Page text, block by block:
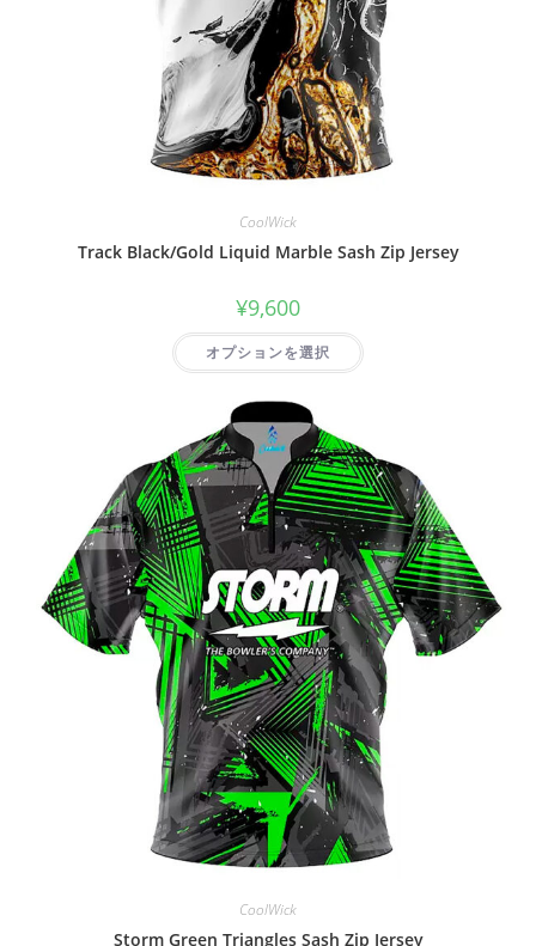
CoolWick
Track Black/Gold Liquid Marble Sash Zip Jersey
¥9,600
オプションを選択
CoolWick
Storm Green Triangles Sash Zip Jersey